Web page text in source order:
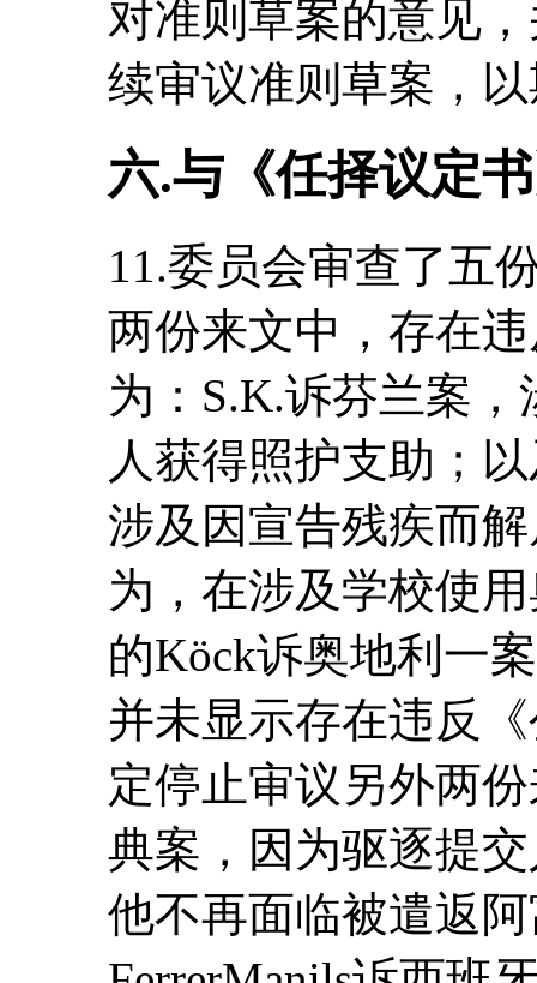
对准则草案的意见
续审议准则草案，
六.与《任择议定
11.委员会审查了五
两份来文中，存在
为：S.K.诉芬兰案
人获得照护支助；
涉及因宣告残疾而
为，在涉及学校使
的Köck诉奥地利一
并未显示存在违反
定停止审议另外两
典案，因为驱逐提
他不再面临被遣返